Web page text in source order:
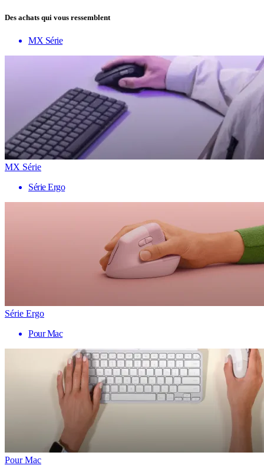
Des achats qui vous ressemblent
MX Série
MX Série
Série Ergo
Série Ergo
Pour Mac
Pour Mac